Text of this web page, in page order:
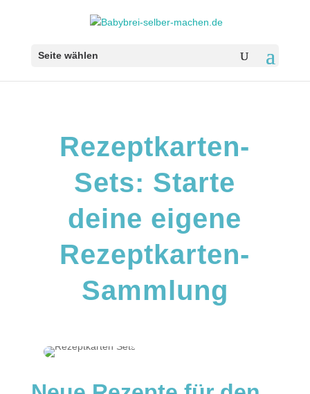
Seite wählen
Rezeptkarten-
Sets: Starte
deine eigene
Rezeptkarten-
Sammlung